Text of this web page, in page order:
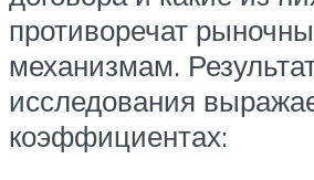
противоречат
механизмам.
исследования
коэффициентах: